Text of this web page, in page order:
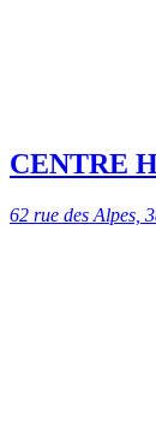
CENTRE
62 rue des Alpes,